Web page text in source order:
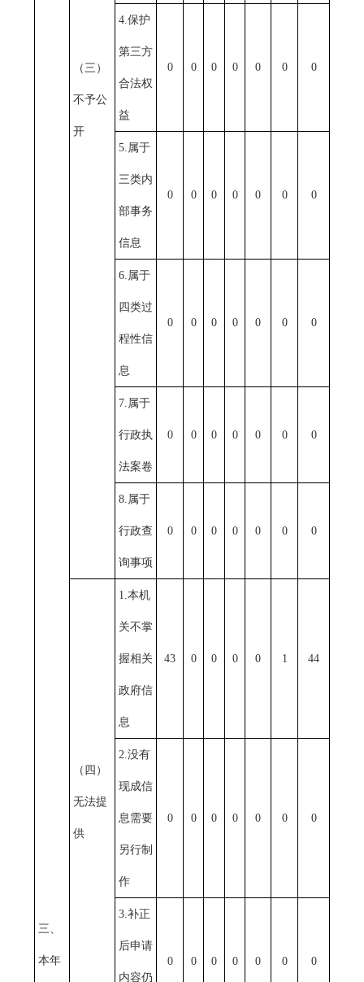
三、
本年
（三）
不予公
开
4.保护
第三方
合法权
益
0 0 0 0 0 0 0
5.属于
三类内
部事务
信息
0 0 0 0 0 0 0
6.属于
四类过
程性信
息
0 0 0 0 0 0 0
7.属于
行政执
法案卷
0 0 0 0 0 0 0
8.属于
行政查
询事项
0 0 0 0 0 0 0
（四）
无法提
供
1.本机
关不掌
握相关
政府信
息
43 0 0 0 0 1 44
2.没有
现成信
息需要
另行制
作
0 0 0 0 0 0 0
3.补正
后申请
内容仍
0 0 0 0 0 0 0